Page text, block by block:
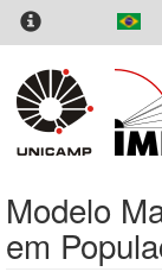
Skip
content
Modelo
em